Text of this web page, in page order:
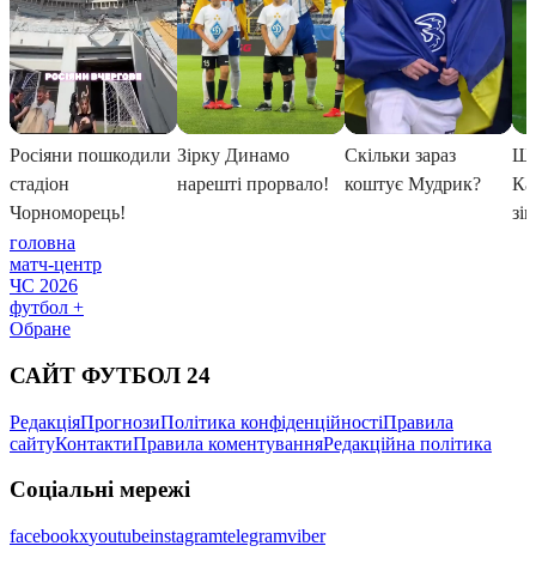
головна
матч-центр
ЧС 2026
футбол +
Обране
САЙТ ФУТБОЛ 24
РедакціяПрогнозиПолітика конфіденційностіПравила
сайтуКонтактиПравила коментуванняРедакційна політика
Соціальні мережі
facebookxyoutubeinstagramtelegramviber